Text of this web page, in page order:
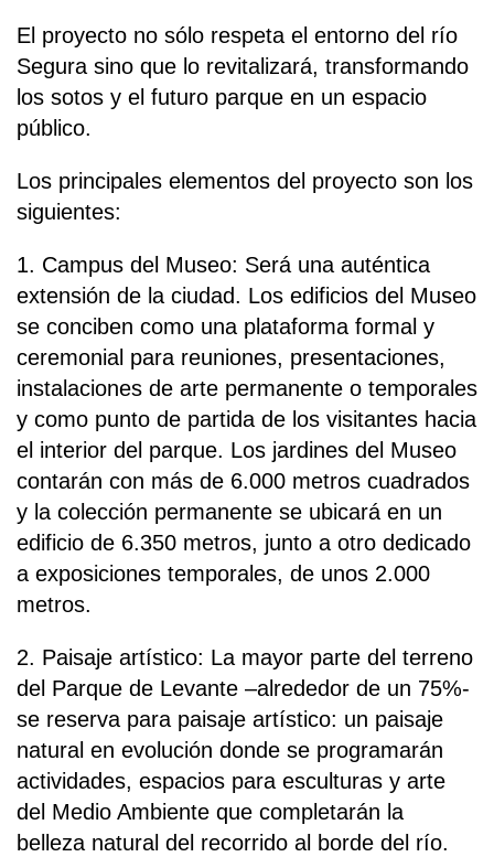
El proyecto no sólo respeta el entorno del río
Segura sino que lo revitalizará, transformando
los sotos y el futuro parque en un espacio
público.
Los principales elementos del proyecto son los
siguientes:
1. Campus del Museo: Será una auténtica
extensión de la ciudad. Los edificios del Museo
se conciben como una plataforma formal y
ceremonial para reuniones, presentaciones,
instalaciones de arte permanente o temporales
y como punto de partida de los visitantes hacia
el interior del parque. Los jardines del Museo
contarán con más de 6.000 metros cuadrados
y la colección permanente se ubicará en un
edificio de 6.350 metros, junto a otro dedicado
a exposiciones temporales, de unos 2.000
metros.
2. Paisaje artístico: La mayor parte del terreno
del Parque de Levante –alrededor de un 75%-
se reserva para paisaje artístico: un paisaje
natural en evolución donde se programarán
actividades, espacios para esculturas y arte
del Medio Ambiente que completarán la
belleza natural del recorrido al borde del río.